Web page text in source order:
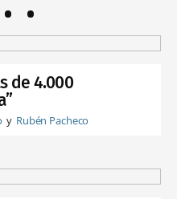
de 4.000
Rubén Pacheco